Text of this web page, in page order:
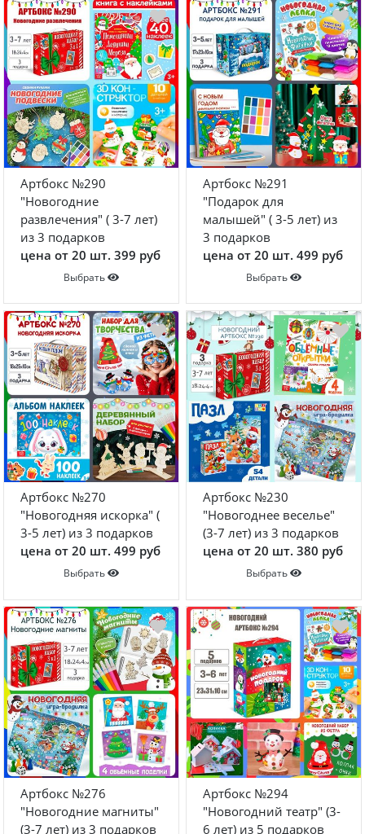
Артбокс №290
"Новогодние
развлечения" ( 3-7 лет)
из 3 подарков
цена от 20 шт. 399 руб
Выбрать
Артбокс №291
"Подарок для
малышей" ( 3-5 лет) из
3 подарков
цена от 20 шт. 499 руб
Выбрать
Артбокс №270
"Новогодняя искорка" (
3-5 лет) из 3 подарков
цена от 20 шт. 499 руб
Выбрать
Артбокс №230
"Новогоднее веселье"
(3-7 лет) из 3 подарков
цена от 20 шт. 380 руб
Выбрать
Артбокс №276
"Новогодние магниты"
(3-7 лет) из 3 подарков
Артбокс №294
"Новогодний театр" (3-
6 лет) из 5 подарков
Футболки-раскраски на 14 февраля
Футболки-раскраски
Кружки-раскраски
Рюкзаки-раскраски
Сумки-раскраски
Наборы для творчества
Книги новогодние
Новогодний декор и материалы
Новогодняя подарочная упаковка